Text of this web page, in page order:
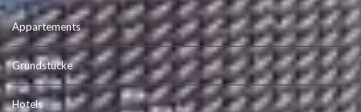
Appartements
Grundstücke
Hotels